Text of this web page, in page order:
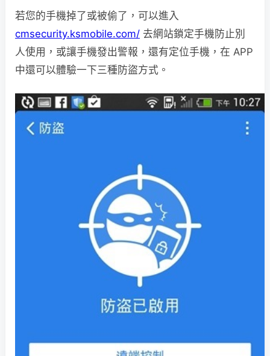
若您的手機掉了或被偷了，可以進入
cmsecurity.ksmobile.com/ 去網站鎖定手機防止別
人使用，或讓手機發出警報，還有定位手機，在 APP
中還可以體驗一下三種防盜方式。